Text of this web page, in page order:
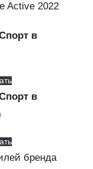
Active 2022
в
в
бренда